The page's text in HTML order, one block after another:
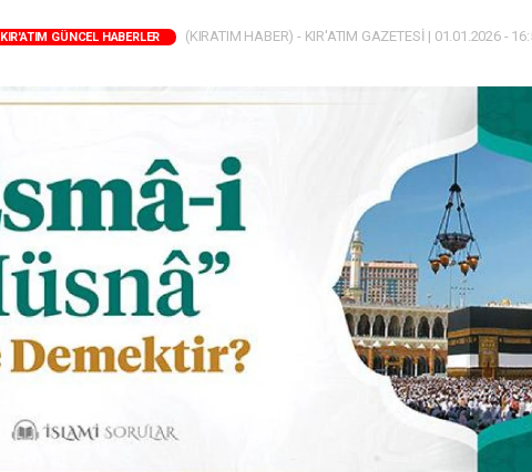
KIR'ATIM GÜNCEL HABERLER (KIRATIM HABER) - KIR'ATIM GAZETESİ | 01.01.2026 -